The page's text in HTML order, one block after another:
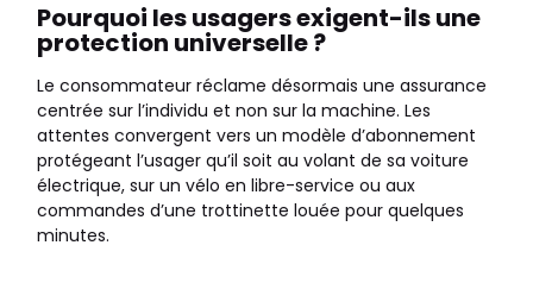
Pourquoi les usagers exigent-ils une
protection universelle ?
Le consommateur réclame désormais une assurance
centrée sur l’individu et non sur la machine. Les
attentes convergent vers un modèle d’abonnement
protégeant l’usager qu’il soit au volant de sa voiture
électrique, sur un vélo en libre-service ou aux
commandes d’une trottinette louée pour quelques
minutes.